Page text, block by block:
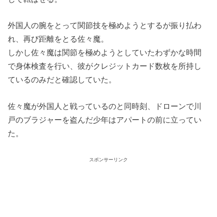
外国人の腕をとって関節技を極めようとするが振り払わ
れ、再び距離をとる佐々魔。
しかし佐々魔は関節を極めようとしていたわずかな時間
で身体検査を行い、彼がクレジットカード数枚を所持し
ているのみだと確認していた。
佐々魔が外国人と戦っているのと同時刻、ドローンで川
戸のブラジャーを盗んだ少年はアパートの前に立ってい
た。
スポンサーリンク